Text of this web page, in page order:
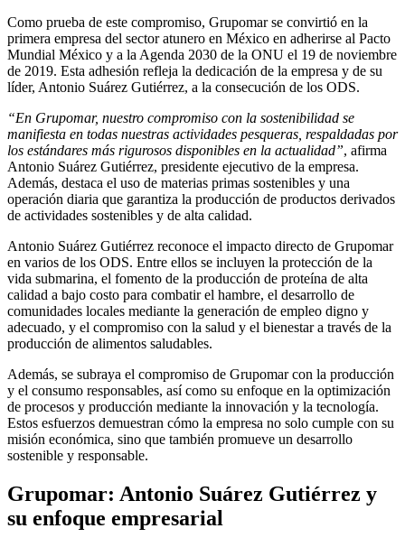
Como prueba de este compromiso, Grupomar se convirtió en la
primera empresa del sector atunero en México en adherirse al Pacto
Mundial México y a la Agenda 2030 de la ONU el 19 de noviembre
de 2019. Esta adhesión refleja la dedicación de la empresa y de su
líder, Antonio Suárez Gutiérrez, a la consecución de los ODS.
“En Grupomar, nuestro compromiso con la sostenibilidad se
manifiesta en todas nuestras actividades pesqueras, respaldadas por
los estándares más rigurosos disponibles en la actualidad”, afirma
Antonio Suárez Gutiérrez, presidente ejecutivo de la empresa.
Además, destaca el uso de materias primas sostenibles y una
operación diaria que garantiza la producción de productos derivados
de actividades sostenibles y de alta calidad.
Antonio Suárez Gutiérrez reconoce el impacto directo de Grupomar
en varios de los ODS. Entre ellos se incluyen la protección de la
vida submarina, el fomento de la producción de proteína de alta
calidad a bajo costo para combatir el hambre, el desarrollo de
comunidades locales mediante la generación de empleo digno y
adecuado, y el compromiso con la salud y el bienestar a través de la
producción de alimentos saludables.
Además, se subraya el compromiso de Grupomar con la producción
y el consumo responsables, así como su enfoque en la optimización
de procesos y producción mediante la innovación y la tecnología.
Estos esfuerzos demuestran cómo la empresa no solo cumple con su
misión económica, sino que también promueve un desarrollo
sostenible y responsable.
Grupomar: Antonio Suárez Gutiérrez y
su enfoque empresarial